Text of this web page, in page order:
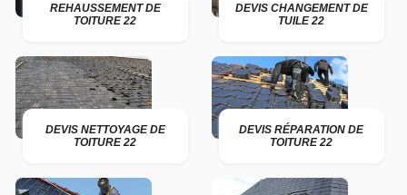
REHAUSSEMENT DE
TOITURE 22
DEVIS CHANGEMENT DE
TUILE 22
DEVIS NETTOYAGE DE
TOITURE 22
DEVIS RÉPARATION DE
TOITURE 22